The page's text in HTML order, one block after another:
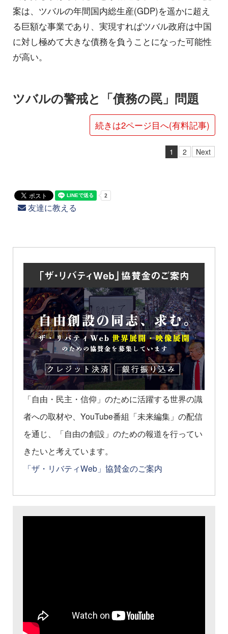
案は、ツバルの年間国内総生産(GDP)を遥かに超え
る巨額な事業であり、実現すればツバル政府は中国
に対し極めて大きな債務を負うことになった可能性
が高い。
ツバルの警戒と「債務の罠」問題
続きは2ページ目へ(有料記事)
1 2 Next
友達に教える
「自由・民主・信仰」のために活躍する世界の識
者への取材や、YouTube番組「未来編集」の配信
を通じ、「自由の創設」のための報道を行ってい
きたいと考えています。
「ザ・リバティWeb」協賛金のご案内